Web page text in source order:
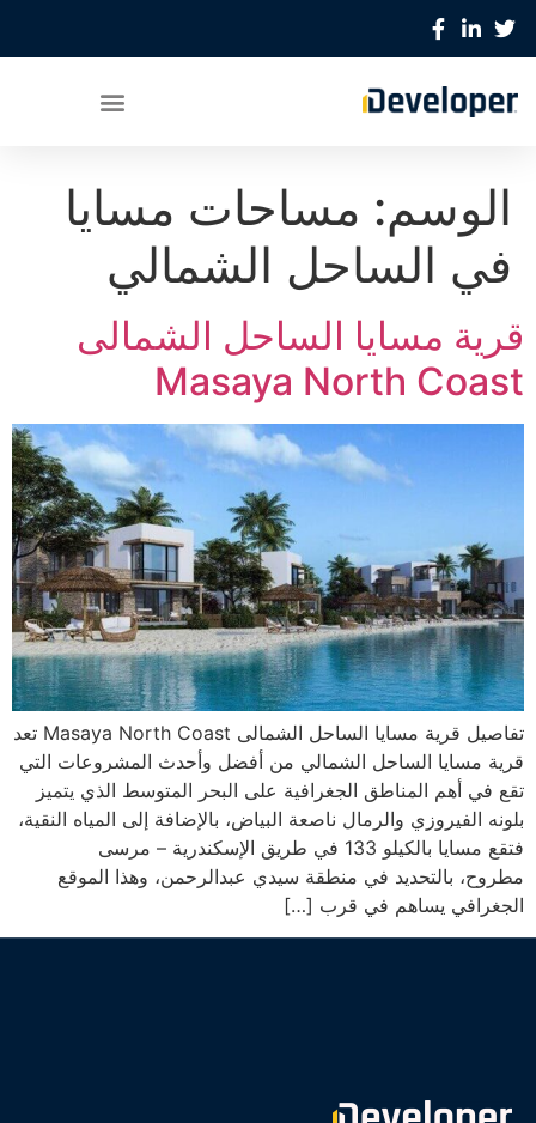
الوسم: مساحات مسايا
في الساحل الشمالي
قرية مسايا الساحل الشمالى
Masaya North Coast
تفاصيل قرية مسايا الساحل الشمالى Masaya North Coast تعد
قرية مسايا الساحل الشمالي من أفضل وأحدث المشروعات التي
تقع في أهم المناطق الجغرافية على البحر المتوسط الذي يتميز
بلونه الفيروزي والرمال ناصعة البياض، بالإضافة إلى المياه النقية،
فتقع مسايا بالكيلو 133 في طريق الإسكندرية – مرسى
مطروح، بالتحديد في منطقة سيدي عبدالرحمن، وهذا الموقع
الجغرافي يساهم في قرب […]